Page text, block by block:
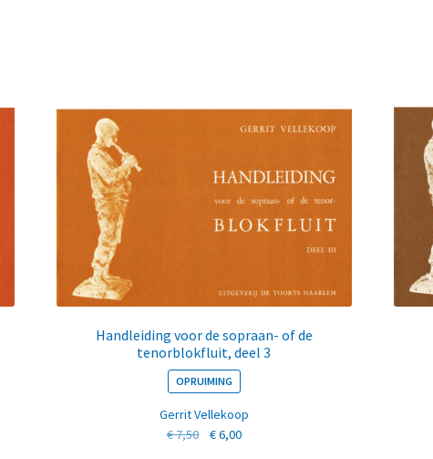
Handleiding voor de sopraan- of de
tenorblokfluit, deel 3
OPRUIMING
Gerrit Vellekoop
€7,50
Oorspronkelijke
€6,00Huidige